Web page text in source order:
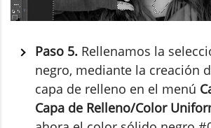
Paso 5. Rellenamos la
negro, mediante la creación
capa de relleno en el menú
Capa de Relleno/Color